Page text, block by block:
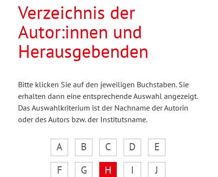
Verzeichnis der
Autor:innen und
Herausgebenden
Bitte klicken Sie auf den jeweiligen Buchstaben. Sie
erhalten dann eine entsprechende Auswahl angezeigt.
Das Auswahlkriterium ist der Nachname der Autorin
oder des Autors bzw. der Institutsname.
A B C D
E
F
G H I
J